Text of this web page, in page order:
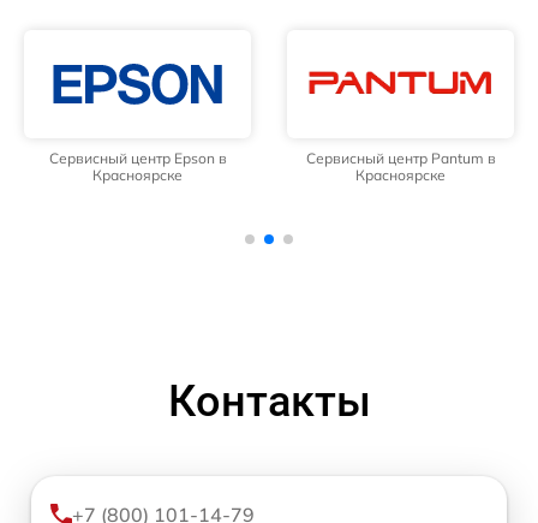
Сервисный центр Epson в
Красноярске
Сервисный центр Pantum в
Красноярске
Контакты
+7 (800) 101-14-79